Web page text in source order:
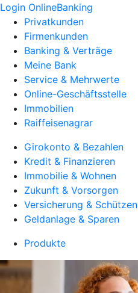
Login OnlineBanking
Privatkunden
Firmenkunden
Banking & Verträge
Meine Bank
Service & Mehrwerte
Online-Geschäftsstelle
Immobilien
Raiffeisenagrar
Girokonto & Bezahlen
Kredit & Finanzieren
Immobilie & Wohnen
Zukunft & Vorsorgen
Versicherung & Schützen
Geldanlage & Sparen
Produkte